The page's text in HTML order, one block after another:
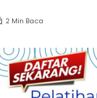
2 Min Baca